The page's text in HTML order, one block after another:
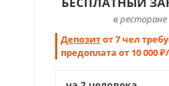
в
Депозитот 7 чел
предоплата от 10 000